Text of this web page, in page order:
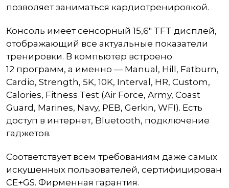
позволяет заниматься кардиотренировкой.
Консоль имеет сенсорный 15,6″ TFT дисплей,
отображающий все актуальные показатели
тренировки. В компьютер встроено
12 программ, а именно — Manual, Hill, Fatburn,
Cardio, Strength, 5K, 10K, Interval, HR, Custom,
Calories, Fitness Test (Air Force, Army, Coast
Guard, Marines, Navy, PEB, Gerkin, WFI). Есть
доступ в интернет, Bluetooth, подключение
гаджетов.
Соответствует всем требованиям даже самых
искушенных пользователей, сертифицирован
CE+GS. Фирменная гарантия.